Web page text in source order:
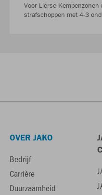
Voor Lierse
strafschoppen met 4-3
OVER JAKO
Bedrijf
Carrière
Duurzaamheid